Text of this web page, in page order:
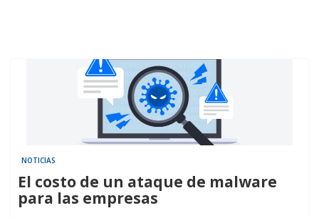
NOTICIAS
El costo de un ataque de malware
para las empresas